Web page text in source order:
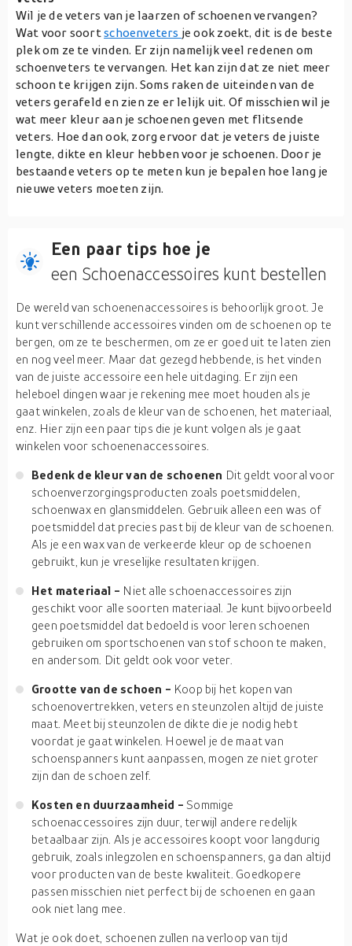
Wil je de veters van je laarzen of schoenen vervangen?
Wat voor soortschoenveters je ook zoekt, dit is de beste
plek om ze te vinden. Er zijn namelijk veel redenen om
schoenveters te vervangen. Het kan zijn dat ze niet meer
schoon te krijgen zijn. Soms raken de uiteinden van de
veters gerafeld en zien ze er lelijk uit. Of misschien wil je
wat meer kleur aan je schoenen geven met flitsende
veters. Hoe dan ook, zorg ervoor dat je veters de juiste
lengte, dikte en kleur hebben voor je schoenen. Door je
bestaande veters op te meten kun je bepalen hoe lang je
nieuwe veters moeten zijn.
Een paar tips hoe je
een Schoenaccessoires kunt bestellen
De wereld van schoenenaccessoires is behoorlijk groot. Je
kunt verschillende accessoires vinden om de schoenen op te
bergen, om ze te beschermen, om ze er goed uit te laten zien
en nog veel meer. Maar dat gezegd hebbende, is het vinden
van de juiste accessoire een hele uitdaging. Er zijn een
heleboel dingen waar je rekening mee moet houden als je
gaat winkelen, zoals de kleur van de schoenen, het materiaal,
enz. Hier zijn een paar tips die je kunt volgen als je gaat
winkelen voor schoenenaccessoires.
Bedenk de kleur van de schoenen Dit geldt vooral voor
schoenverzorgingsproducten zoals poetsmiddelen,
schoenwax en glansmiddelen. Gebruik alleen een was of
poetsmiddel dat precies past bij de kleur van de schoenen.
Als je een wax van de verkeerde kleur op de schoenen
gebruikt, kun je vreselijke resultaten krijgen.
Het materiaal - Niet alle schoenaccessoires zijn
geschikt voor alle soorten materiaal. Je kunt bijvoorbeeld
geen poetsmiddel dat bedoeld is voor leren schoenen
gebruiken om sportschoenen van stof schoon te maken,
en andersom. Dit geldt ook voor veter.
Grootte van de schoen - Koop bij het kopen van
schoenovertrekken, veters en steunzolen altijd de juiste
maat. Meet bij steunzolen de dikte die je nodig hebt
voordat je gaat winkelen. Hoewel je de maat van
schoenspanners kunt aanpassen, mogen ze niet groter
zijn dan de schoen zelf.
Kosten en duurzaamheid -Sommige
schoenaccessoires zijn duur, terwijl andere redelijk
betaalbaar zijn. Als je accessoires koopt voor langdurig
gebruik, zoals inlegzolen en schoenspanners, ga dan altijd
voor producten van de beste kwaliteit. Goedkopere
passen misschien niet perfect bij de schoenen en gaan
ook niet lang mee.
Wat je ook doet, schoenen zullen na verloop van tijd